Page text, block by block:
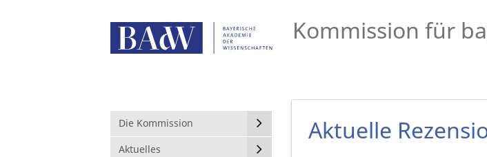
Kommission für
Die Kommission
Aktuelles
Aktuelle